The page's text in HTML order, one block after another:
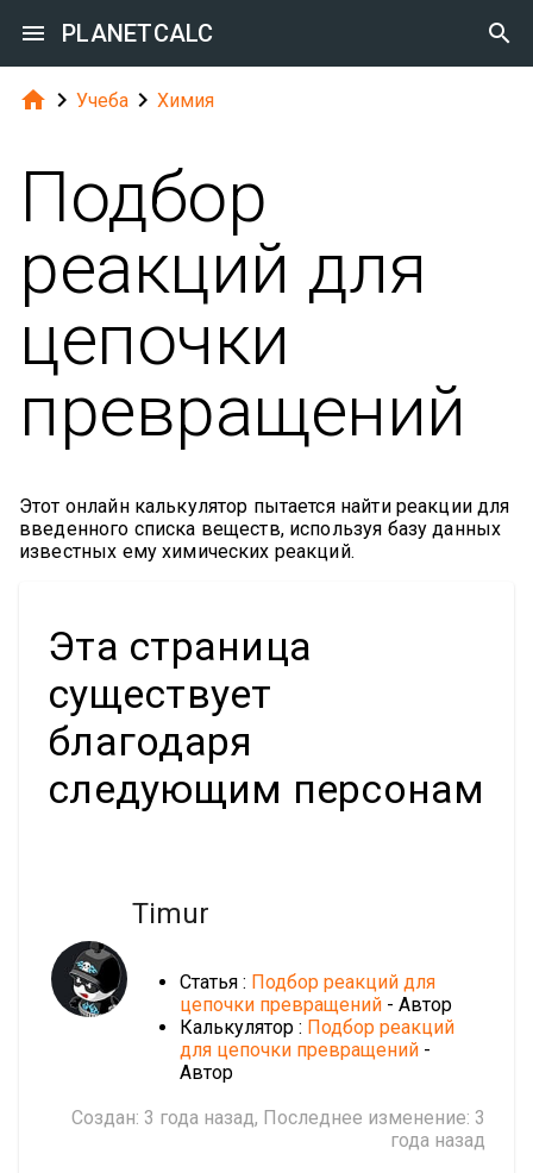
 PLANETCALC 
  Учеба  Химия
Подбор
реакций для
цепочки
превращений
Этот онлайн калькулятор пытается найти реакции для
введенного списка веществ, используя базу данных
известных ему химических реакций.
Эта страница
существует
благодаря
следующим персонам
Timur
Статья : Подбор реакций для
цепочки превращений - Автор
Калькулятор : Подбор реакций
для цепочки превращений -
Автор
Создан: 3 года назад, Последнее изменение: 3
года назад